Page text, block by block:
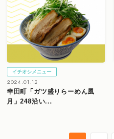
イチオシメニュー
2024.01.12
幸田町「ガツ盛りらーめん風
月」248沿い...